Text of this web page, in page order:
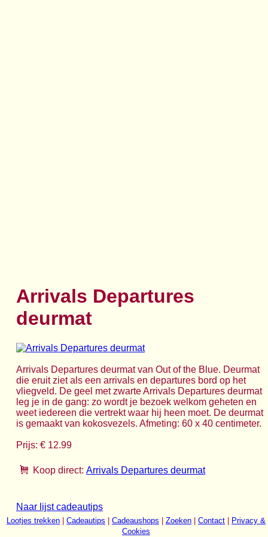
Arrivals Departures
deurmat
Arrivals Departures deurmat van Out of the Blue. Deurmat
die eruit ziet als een arrivals en departures bord op het
vliegveld. De geel met zwarte Arrivals Departures deurmat
leg je in de gang: zo wordt je bezoek welkom geheten en
weet iedereen die vertrekt waar hij heen moet. De deurmat
is gemaakt van kokosvezels. Afmeting: 60 x 40 centimeter.
Prijs: € 12.99
Koop direct: Arrivals Departures deurmat
Naar lijst cadeautips
Lootjes trekken Cadeautips Cadeaushops Zoeken Contact
Privacy &
Cookies